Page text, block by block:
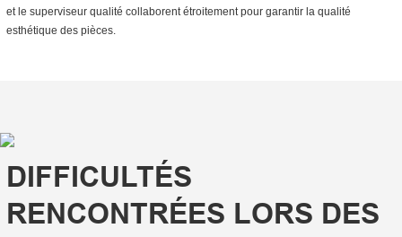
et le superviseur qualité collaborent étroitement pour garantir la qualité
esthétique des pièces.
DIFFICULTÉS
RENCONTRÉES LORS DES